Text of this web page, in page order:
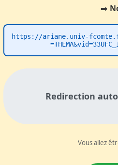
➡️
https://ariane.univ-fcomte.fr/
Redirection
Vous allez